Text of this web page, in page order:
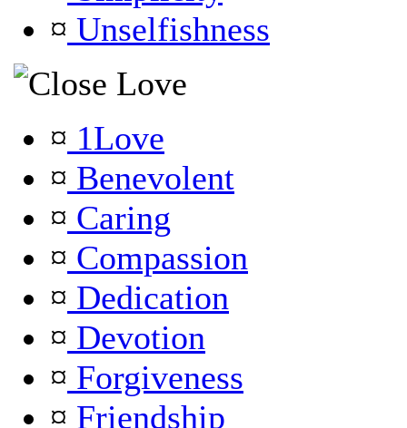
¤ Unselfishness
Love
¤ 1Love
¤ Benevolent
¤ Caring
¤ Compassion
¤ Dedication
¤ Devotion
¤ Forgiveness
¤ Friendship